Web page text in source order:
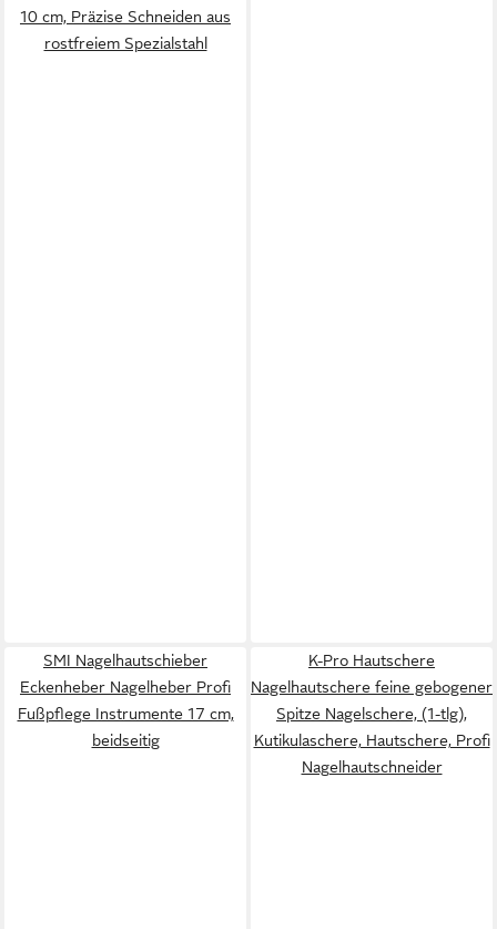
10 cm, Präzise Schneiden aus
rostfreiem Spezialstahl
SMI Nagelhautschieber
Eckenheber Nagelheber Profi
Fußpflege Instrumente 17 cm,
beidseitig
K-Pro Hautschere
Nagelhautschere feine gebogener
Spitze Nagelschere, (1-tlg),
Kutikulaschere, Hautschere, Profi
Nagelhautschneider